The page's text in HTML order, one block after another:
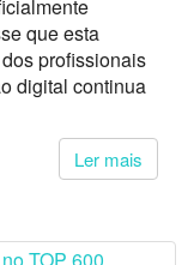
que esta
profissionais
digital continua
Ler mais